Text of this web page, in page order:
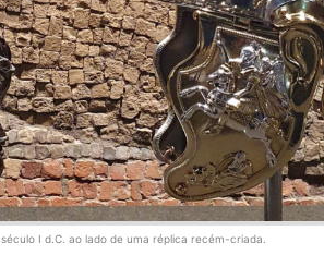
I d.C. ao lado de uma réplica recém-criada.